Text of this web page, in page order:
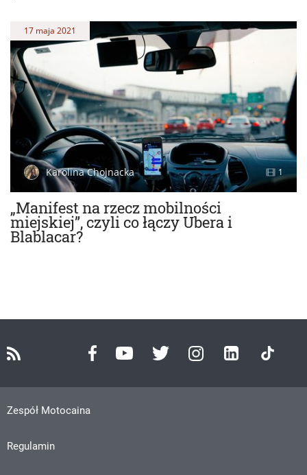
„Manifest na rzecz mobilności
miejskiej”, czyli co łączy Ubera i
Blablacar?
17 maja 2021
Karolina Chojnacka 1
Zespół Motocaina
Regulamin